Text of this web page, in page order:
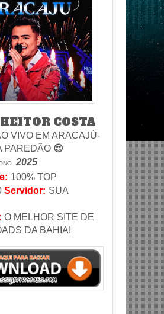
HEITOR COSTA
VIVO EM ARACAJÚ-
PAREDÃO 😍
2025
100% TOP
Servidor: SUA
: O MELHOR SITE DE
DA BAHIA!